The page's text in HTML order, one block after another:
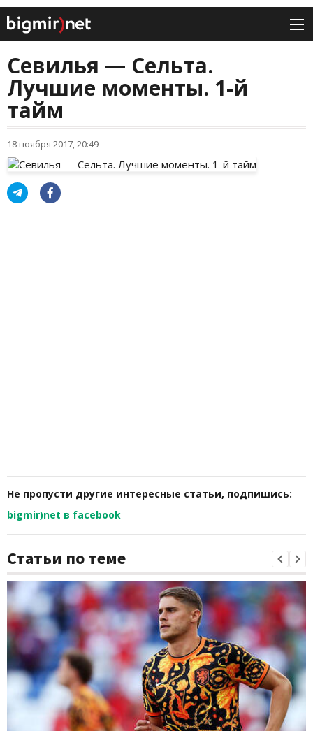
Севилья — Сельта.
Лучшие моменты. 1-й
тайм
18 ноября 2017, 20:49
Не пропусти другие интересные статьи, подпишись:
bigmir)net в facebook
Статьи по теме